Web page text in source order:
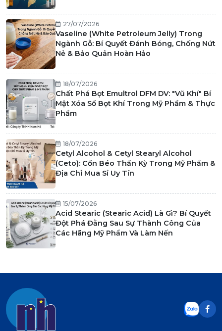
27/07/2026
Vaseline (White Petroleum Jelly) Trong
Ngành Gỗ: Bí Quyết Đánh Bóng, Chống Nứt
Nẻ & Bảo Quản Hoàn Hảo
18/07/2026
Chất Phá Bọt Emultrol DFM DV: "Vũ Khí" Bí
Mật Xóa Sổ Bọt Khí Trong Mỹ Phẩm & Thực
Phẩm
18/07/2026
Cetyl Alcohol & Cetyl Stearyl Alcohol
(Ceto): Cồn Béo Thần Kỳ Trong Mỹ Phẩm &
Địa Chỉ Mua Sỉ Uy Tín
15/07/2026
Acid Stearic (Stearic Acid) Là Gì? Bí Quyết
Đột Phá Đằng Sau Sự Thành Công Của
Các Hãng Mỹ Phẩm Và Làm Nến